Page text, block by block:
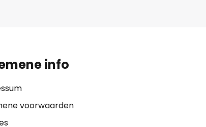
info
voorwaarden